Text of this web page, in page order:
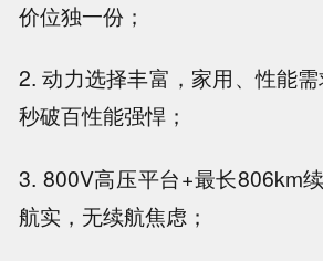
价位独一份；
2. 动力选择丰富，家用、性能
秒破百性能强悍；
3. 800V高压平台+最长806km
航实，无续航焦虑；